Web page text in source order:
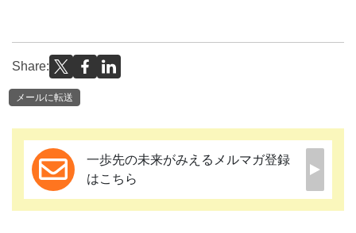
Share:
メールに転送
一歩先の未来がみえるメルマガ登録
はこちら